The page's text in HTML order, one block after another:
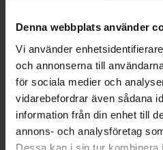
Denna webbplats använder
Vi använder
och annonserna till
för sociala medier och
vidarebefordrar även sådana
information från din enhet till
annons- och analysföretag
Dessa kan i sin tur kombinera
Storm
FROACH
Pris
109,00 kr